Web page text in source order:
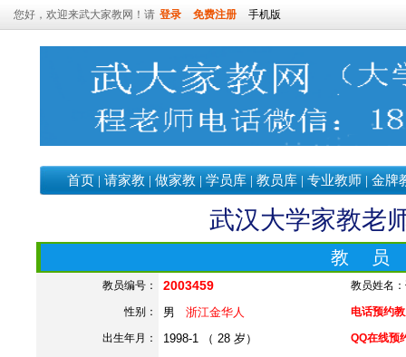
您好，欢迎来武大家教网！请 登录 免费注册 手机版
首页 | 请家教 | 做家教 | 学员库 | 教员库 | 专业教师 | 金牌
武汉大学家教老
教
教员编号： 2003459 教员姓名：
性别： 男 浙江金华人 电话预约
出生年月： 1998-1 （ 28 岁） QQ在线预